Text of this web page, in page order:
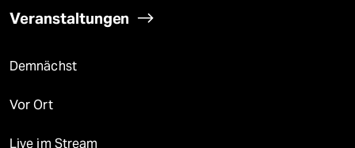
Veranstaltungen
Demnächst
Vor Ort
Live im Stream